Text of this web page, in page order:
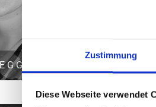
Zustimmung
Diese Webseite verwendet